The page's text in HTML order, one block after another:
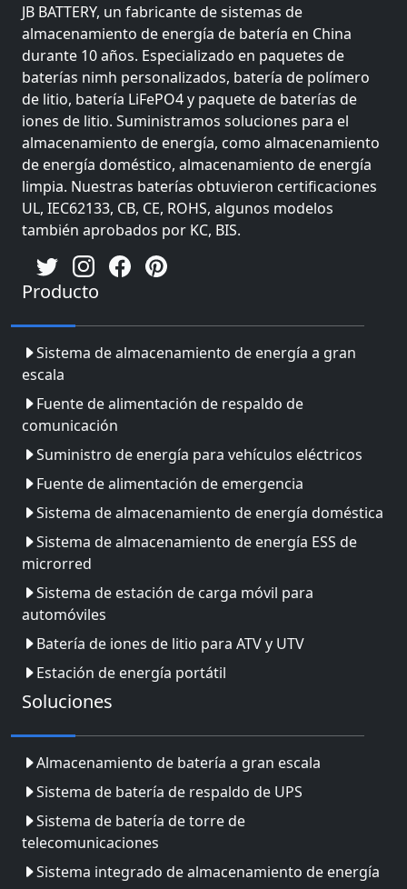
JB BATTERY, un fabricante de sistemas de
almacenamiento de energía de batería en China
durante 10 años. Especializado en paquetes de
baterías nimh personalizados, batería de polímero
de litio, batería LiFePO4 y paquete de baterías de
iones de litio. Suministramos soluciones para el
almacenamiento de energía, como almacenamiento
de energía doméstico, almacenamiento de energía
limpia. Nuestras baterías obtuvieron certificaciones
UL, IEC62133, CB, CE, ROHS, algunos modelos
también aprobados por KC, BIS.
Producto
Sistema de almacenamiento de energía a gran
escala
Fuente de alimentación de respaldo de
comunicación
Suministro de energía para vehículos eléctricos
Fuente de alimentación de emergencia
Sistema de almacenamiento de energía doméstica
Sistema de almacenamiento de energía ESS de
microrred
Sistema de estación de carga móvil para
automóviles
Batería de iones de litio para ATV y UTV
Estación de energía portátil
Soluciones
Almacenamiento de batería a gran escala
Sistema de batería de respaldo de UPS
Sistema de batería de torre de
telecomunicaciones
Sistema integrado de almacenamiento de energía